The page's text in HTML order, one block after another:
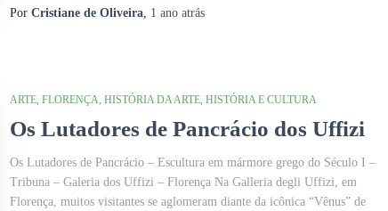
Por Cristiane de Oliveira, 1 ano atrás
ARTE FLORENÇA HISTÓRIA DA ARTE HISTÓRIA E CULTURA
Os Lutadores de Pancrácio dos Uffizi
Os Lutadores de Pancrácio – Escultura em mármore grego do Século I –
Tribuna – Galeria dos Uffizi – Florença Na Galleria degli Uffizi, em
Florença, muitos visitantes se aglomeram diante da icônica “Vênus” de